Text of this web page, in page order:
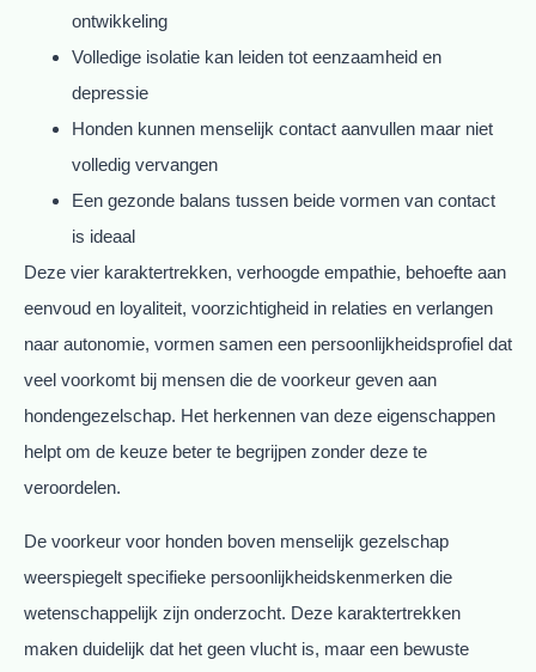
ontwikkeling
Volledige isolatie kan leiden tot eenzaamheid en
depressie
Honden kunnen menselijk contact aanvullen maar niet
volledig vervangen
Een gezonde balans tussen beide vormen van contact
is ideaal
Deze vier karaktertrekken, verhoogde empathie, behoefte aan
eenvoud en loyaliteit, voorzichtigheid in relaties en verlangen
naar autonomie, vormen samen een persoonlijkheidsprofiel dat
veel voorkomt bij mensen die de voorkeur geven aan
hondengezelschap. Het herkennen van deze eigenschappen
helpt om de keuze beter te begrijpen zonder deze te
veroordelen.
De voorkeur voor honden boven menselijk gezelschap
weerspiegelt specifieke persoonlijkheidskenmerken die
wetenschappelijk zijn onderzocht. Deze karaktertrekken
maken duidelijk dat het geen vlucht is, maar een bewuste